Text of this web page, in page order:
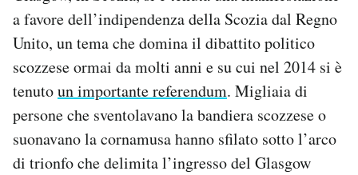
Notifiche mobile
Regala il Post
Hai bisogno di aiuto?
Esci
a favore dell’indipendenza della Scozia dal Regno
Unito, un tema che domina il dibattito politico
scozzese ormai da molti anni e su cui nel 2014 si è
tenutoun importante referendum. Migliaia di
persone che sventolavano la bandiera scozzese o
suonavano la cornamusa hanno sfilato sotto l’arco
di trionfo che delimita l’ingresso del Glasgow